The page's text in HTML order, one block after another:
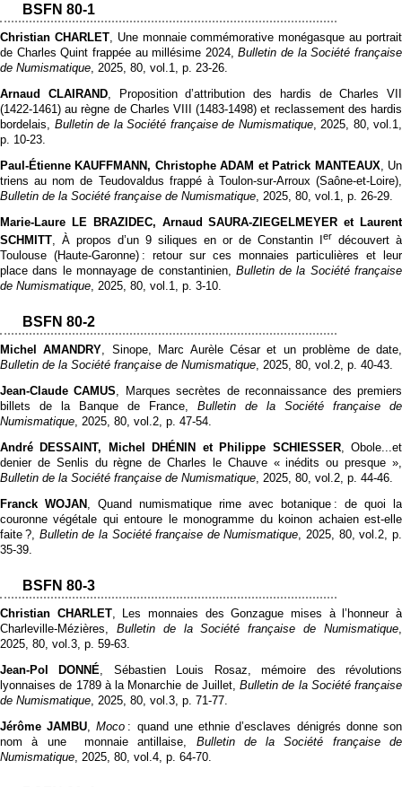
BSFN 80-1
Christian CHARLET, Une monnaie commémorative monégasque au portrait
de Charles Quint frappée au millésime 2024,Bulletin de la Société française
de Numismatique , 2025, 80, vol.1, p. 23‑26.
Arnaud CLAIRAND, Proposition d’attribution des hardis de Charles VII
(1422-1461) au règne de Charles VIII (1483-1498) et reclassement des hardis
bordelais, Bulletin de la Société française de Numismatique, 2025, 80, vol.1,
p. 10‑23.
Paul-Étienne KAUFFMANN, Christophe ADAM et Patrick MANTEAUX , Un
triens au nom de Teudovaldus frappé à Toulon-sur-Arroux (Saône-et-Loire),
Bulletin de la Société française de Numismatique , 2025, 80, vol.1, p. 26‑29.
Marie-Laure LE BRAZIDEC, Arnaud SAURA-ZIEGELMEYER et Laurent
SCHMITT, À propos d’un 9 siliques en or de Constantin I er découvert à
Toulouse (Haute-Garonne) : retour sur ces monnaies particulières et leur
place dans le monnayage de constantinien, Bulletin de la Société française
de Numismatique, 2025, 80, vol.1, p. 3‑10.
BSFN 80-2
Michel AMANDRY, Sinope, Marc Aurèle César et un problème de date,
Bulletin de la Société française de Numismatique, 2025, 80, vol.2, p. 40‑43.
Jean-Claude CAMUS, Marques secrètes de reconnaissance des premiers
billets de la Banque de France, Bulletin de la Société française de
Numismatique, 2025, 80, vol.2, p. 47‑54.
André DESSAINT, Michel DHÉNIN et Philippe SCHIESSER, Obole...et
denier de Senlis du règne de Charles le Chauve « inédits ou presque »,
Bulletin de la Société française de Numismatique, 2025, 80, vol.2, p. 44‑46.
Franck WOJAN , Quand numismatique rime avec botanique : de quoi la
couronne végétale qui entoure le monogramme du koinon achaien est-elle
faite ?, Bulletin de la Société française de Numismatique, 2025, 80, vol.2, p.
35‑39.
BSFN 80-3
Christian CHARLET, Les monnaies des Gonzague mises à l’honneur à
Charleville-Mézières, Bulletin de la Société française de Numismatique,
2025, 80, vol.3, p. 59‑63.
Jean-Pol DONNÉ, Sébastien Louis Rosaz, mémoire des révolutions
lyonnaises de 1789 à la Monarchie de Juillet, Bulletin de la Société française
de Numismatique, 2025, 80, vol.3, p. 71‑77.
Jérôme JAMBU,Moco : quand une ethnie d’esclaves dénigrés donne son
nom à une monnaie antillaise, Bulletin de la Société française de
Numismatique, 2025, 80, vol.4, p. 64‑70.